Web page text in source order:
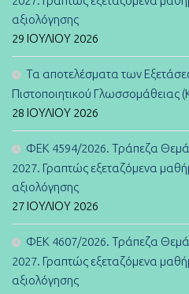
αξιολόγησης
29 ΙΟΥΛΊΟΥ 2026
Τα αποτελέσματα των
Πιστοποιητικού Γλωσσομάθειας
28 ΙΟΥΛΊΟΥ 2026
ΦΕΚ 4594/2026. Τράπεζα
2027. Γραπτώς εξεταζόμενα
αξιολόγησης
27 ΙΟΥΛΊΟΥ 2026
ΦΕΚ 4607/2026. Τράπεζα
2027. Γραπτώς εξεταζόμενα
αξιολόγησης